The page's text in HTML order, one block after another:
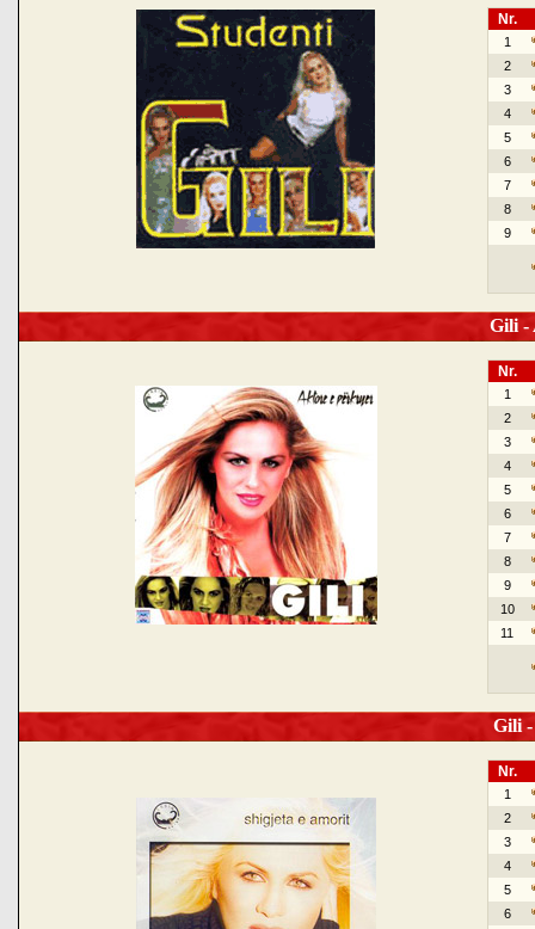
Nr.
1
2
3
4
5
6
7
8
9
Gili -
Nr.
1
2
3
4
5
6
7
8
9
10
11
Gili
Nr.
1
2
3
4
5
6